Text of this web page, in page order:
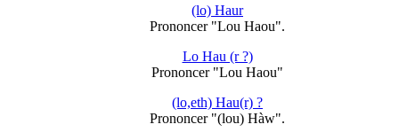
(lo) Haur
Prononcer "Lou Haou".
Lo Hau (r ?)
Prononcer "Lou Haou"
(lo,eth) Hau(r) ?
Prononcer "(lou) Hàw".